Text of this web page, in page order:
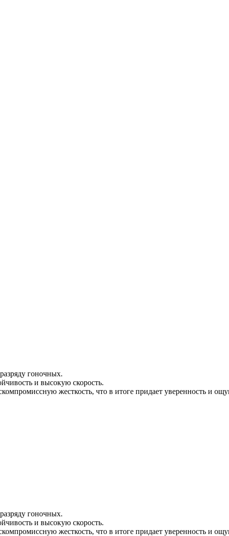
гоночных.
и высокую скорость.
жесткость, что в итоге придает уверенность и
гоночных.
и высокую скорость.
жесткость, что в итоге придает уверенность и